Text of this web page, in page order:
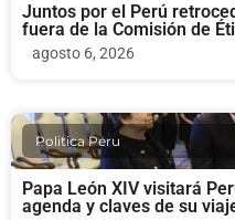
Juntos por el Perú
fuera de la Comisión de
agosto 6, 2026
Politica Peru
Papa León XIV visitará
agenda y claves de su